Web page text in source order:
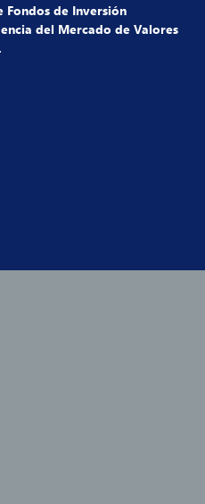
de Inversión
del Mercado de Valores